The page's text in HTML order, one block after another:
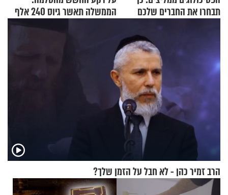
תבחרו את החברים שלכם
הממשלה תאשר גיוס 240 אלף
הרב זמיר כהן - לא חבל על הזמן שלך?